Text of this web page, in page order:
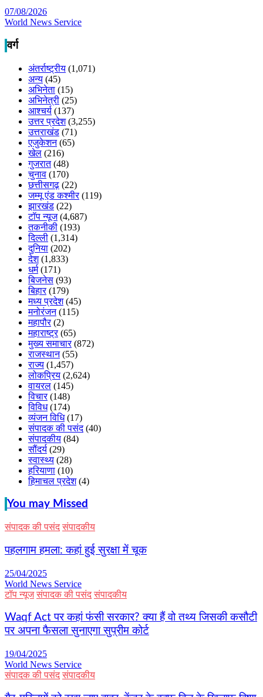
07/08/2026
World News Service
वर्ग
अंतर्राष्ट्रीय (1,071)
अन्य (45)
अभिनेता (15)
अभिनेत्री (25)
आश्चर्य (137)
उत्तर प्रदेश(3,255)
उत्तराखंड (71)
एजुकेशन(65)
खेल (216)
गुजरात(48)
चुनाव (170)
छत्तीसगढ़ (22)
जम्मू एंड कश्मीर(119)
झारखंड (22)
टॉप न्यूज(4,687)
तकनीकी (193)
दिल्ली (1,314)
दुनिया (202)
देश(1,833)
धर्म(171)
बिजनेस (93)
बिहार(179)
मध्य प्रदेश(45)
मनोरंजन(115)
महापौर(2)
महाराष्ट्र(65)
मुख्य समाचार(872)
राजस्थान(55)
राज्य (1,457)
लोकप्रिय (2,624)
वायरल (145)
विचार(148)
विविध(174)
व्यंजन विधि(17)
संपादक की पसंद(40)
संपादकीय (84)
सौंदर्य (29)
स्वास्थ्य (28)
हरियाणा (10)
हिमाचल प्रदेश(4)
You may Missed
संपादक की पसंद संपादकीय
पहलगाम हमला: कहां हुई सुरक्षा में चूक
25/04/2025
World News Service
टॉप न्यूज संपादक की पसंद संपादकीय
Waqf Act पर कहां फंसी सरकार? क्या हैं वो तथ्य जिसकी कसौटी
पर अपना फैसला सुनाएगा सुप्रीम कोर्ट
19/04/2025
World News Service
संपादक की पसंद संपादकीय